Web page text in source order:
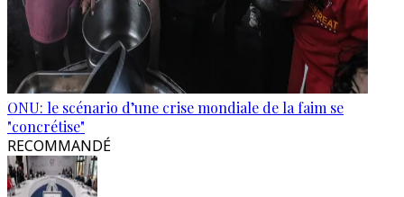
ONU: le scénario d’une crise mondiale de la faim se
"concrétise"
RECOMMANDÉ